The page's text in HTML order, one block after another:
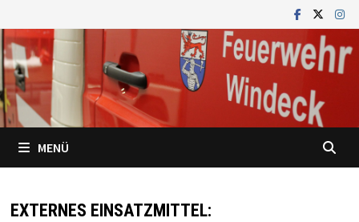
Inhalt
springen
MENÜ
EXTERNES EINSATZMITTEL: